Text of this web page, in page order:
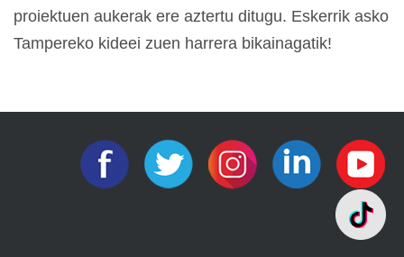
proiektuen aukerak ere aztertu ditugu. Eskerrik asko
Tampereko kideei zuen harrera bikainagatik!